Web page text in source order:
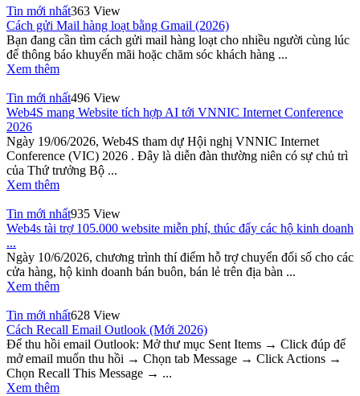
Tin mới nhất363 View
Cách gửi Mail hàng loạt bằng Gmail (2026)
Bạn đang cần tìm cách gửi mail hàng loạt cho nhiều người cùng lúc
để thông báo khuyến mãi hoặc chăm sóc khách hàng ...
Xem thêm
Tin mới nhất496 View
Web4S mang Website tích hợp AI tới VNNIC Internet Conference
2026
Ngày 19/06/2026, Web4S tham dự Hội nghị VNNIC Internet
Conference (VIC) 2026 . Đây là diễn đàn thường niên có sự chủ trì
của Thứ trưởng Bộ ...
Xem thêm
Tin mới nhất935 View
Web4s tài trợ 105.000 website miễn phí, thúc đẩy các hộ kinh doanh
...
Ngày 10/6/2026, chương trình thí điểm hỗ trợ chuyển đổi số cho các
cửa hàng, hộ kinh doanh bán buôn, bán lẻ trên địa bàn ...
Xem thêm
Tin mới nhất628 View
Cách Recall Email Outlook (Mới 2026)
Để thu hồi email Outlook: Mở thư mục Sent Items → Click đúp để
mở email muốn thu hồi → Chọn tab Message → Click Actions →
Chọn Recall This Message → ...
Xem thêm